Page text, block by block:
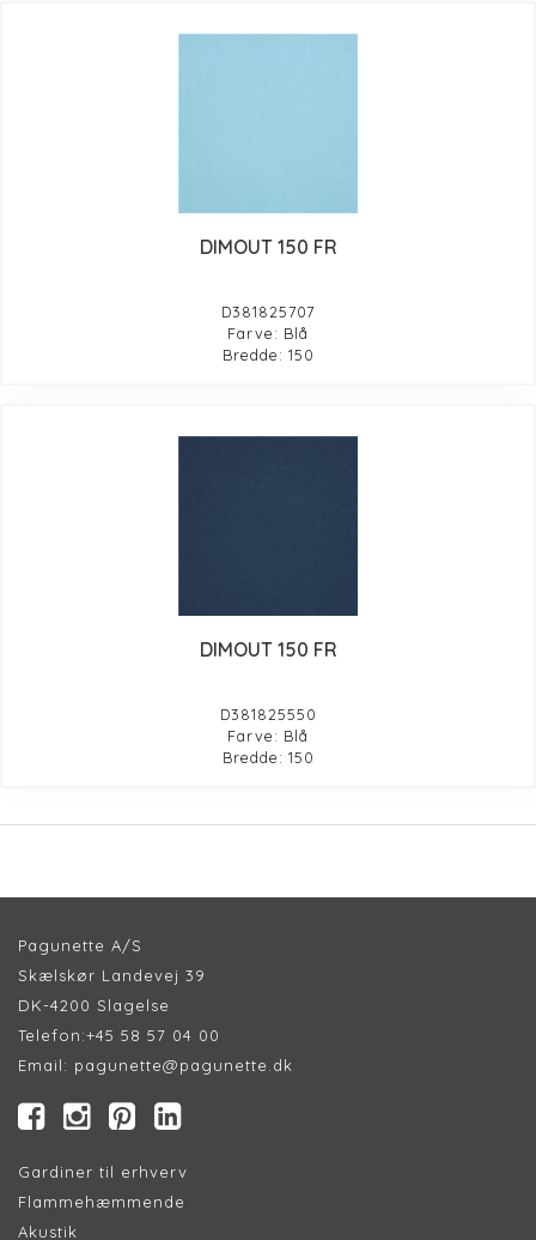
DIMOUT 150 FR
D381825707
Farve: Blå
Bredde: 150
DIMOUT 150 FR
D381825550
Farve: Blå
Bredde: 150
Pagunette A/S
Skælskør Landevej 39
DK-4200 Slagelse
Telefon:+45 58 57 04 00
Email: pagunette@pagunette.dk
Gardiner til erhverv
Flammehæmmende
Akustik